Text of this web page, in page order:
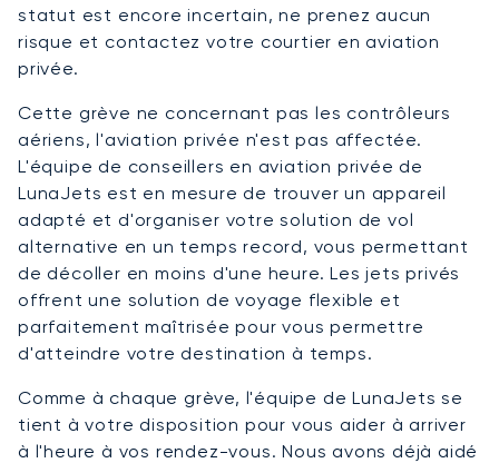
statut est encore incertain, ne prenez aucun
risque et contactez votre courtier en aviation
privée.
Cette grève ne concernant pas les contrôleurs
aériens, l'aviation privée n'est pas affectée.
L'équipe de conseillers en aviation privée de
LunaJets est en mesure de trouver un appareil
adapté et d'organiser votre solution de vol
alternative en un temps record, vous permettant
de décoller en moins d'une heure. Les jets privés
offrent une solution de voyage flexible et
parfaitement maîtrisée pour vous permettre
d'atteindre votre destination à temps.
Comme à chaque grève, l'équipe de LunaJets se
tient à votre disposition pour vous aider à arriver
à l'heure à vos rendez-vous. Nous avons déjà aidé